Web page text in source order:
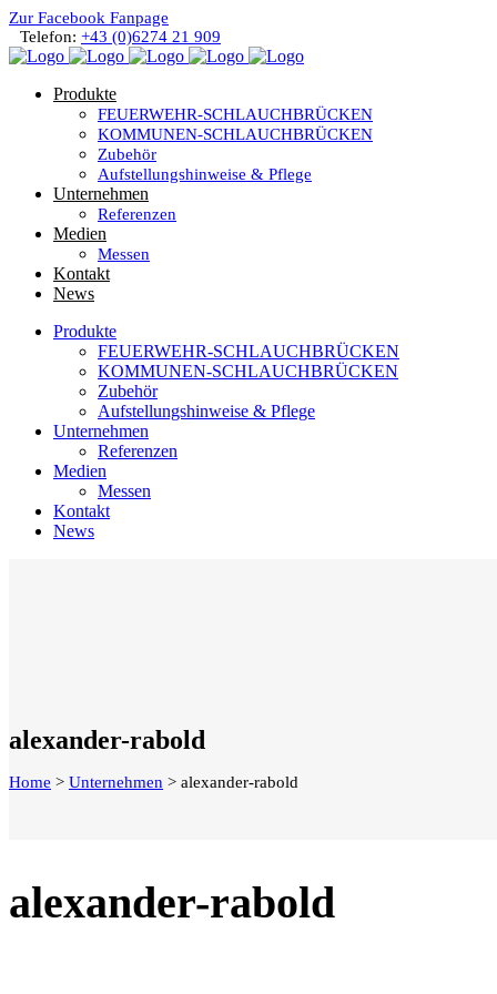
Zur Facebook Fanpage
Telefon: +43 (0)6274 21 909
Produkte
FEUERWEHR-SCHLAUCHBRÜCKEN
KOMMUNEN-SCHLAUCHBRÜCKEN
Zubehör
Aufstellungshinweise & Pflege
Unternehmen
Referenzen
Medien
Messen
Kontakt
News
Produkte
FEUERWEHR-SCHLAUCHBRÜCKEN
KOMMUNEN-SCHLAUCHBRÜCKEN
Zubehör
Aufstellungshinweise & Pflege
Unternehmen
Referenzen
Medien
Messen
Kontakt
News
alexander-rabold
Home > Unternehmen > alexander-rabold
alexander-rabold